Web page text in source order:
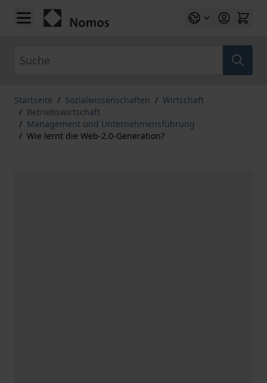
Zum Inhalt springen
Startseite / Sozialwissenschaften / Wirtschaft
/ Betriebswirtschaft
/ Management und Unternehmensführung
/ Wie lernt die Web-2.0-Generation?